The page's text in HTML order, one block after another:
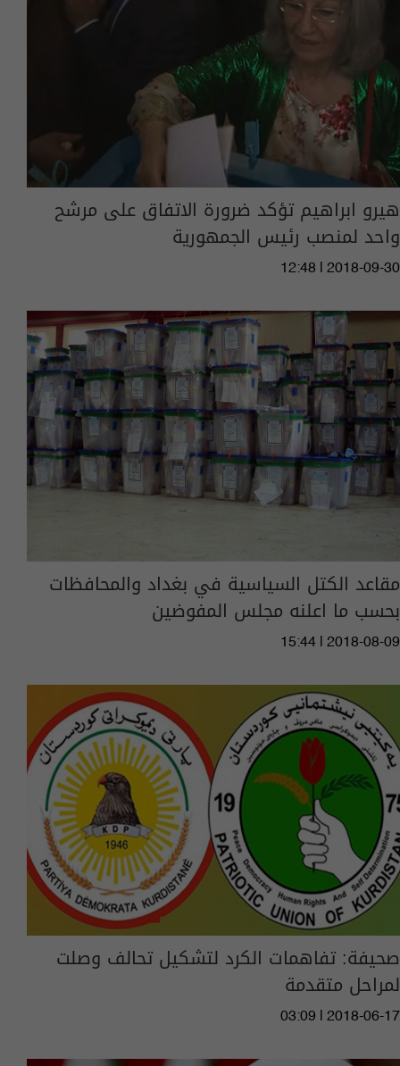
هيرو ابراهيم تؤكد ضرورة الاتفاق على مرشح
واحد لمنصب رئيس الجمهورية
12:48 | 2018-09-30
مقاعد الكتل السياسية في بغداد والمحافظات
بحسب ما اعلنه مجلس المفوضين
15:44 | 2018-08-09
صحيفة: تفاهمات الكرد لتشكيل تحالف وصلت
لمراحل متقدمة
03:09 | 2018-06-17